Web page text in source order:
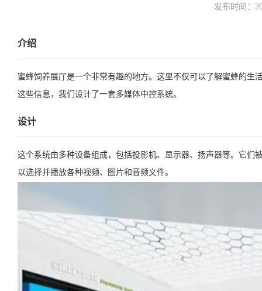
发布时间：
介绍
蜜蜂饲养展厅是一个非常有趣的地方。这里不仅可以了解蜜蜂的
这些信息，我们设计了一套多媒体中控系统。
设计
这个系统由多种设备组成，包括投影机、显示器、扬声器等。它
以选择并播放各种视频、图片和音频文件。